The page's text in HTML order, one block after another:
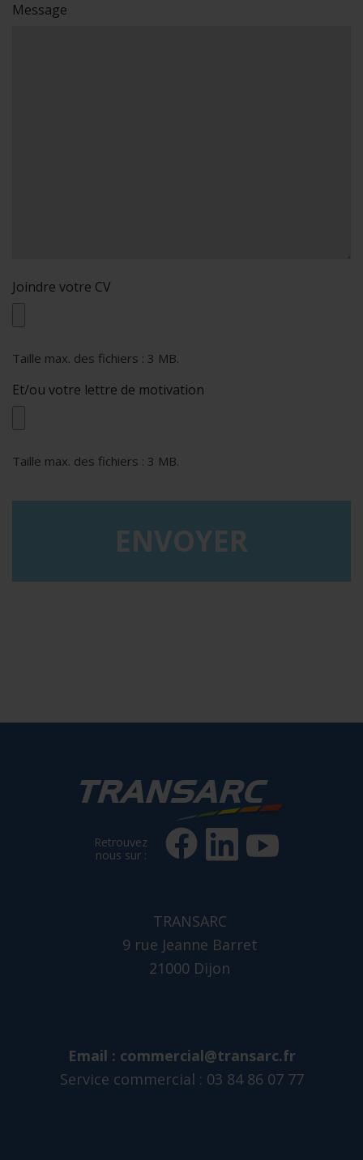
Message
Joindre votre CV
Taille max. des fichiers : 3 MB.
Et/ou votre lettre de motivation
Taille max. des fichiers : 3 MB.
Retrouvez
nous sur :
TRANSARC
9 rue Jeanne Barret
21000 Dijon
Email : commercial@transarc.fr
Service commercial : 03 84 86 07 77